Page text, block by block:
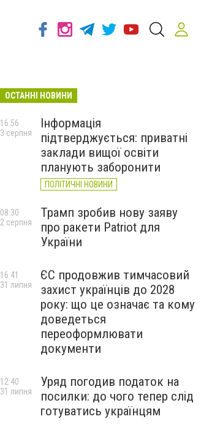
ОСТАННІ НОВИНИ
Інформація
підтверджується: приватні
заклади вищої освіти
планують заборонити
ПОЛІТИЧНІ НОВИНИ
16:56
3 серпня
Трамп зробив нову заяву
про ракети Patriot для
України
08:30
2 серпня
ЄС продовжив тимчасовий
захист українців до 2028
року: що це означає та кому
доведеться
переоформлювати
документи
16:41
31 липня
Уряд погодив податок на
посилки: до чого тепер слід
готуватись українцям
12:40
31 липня